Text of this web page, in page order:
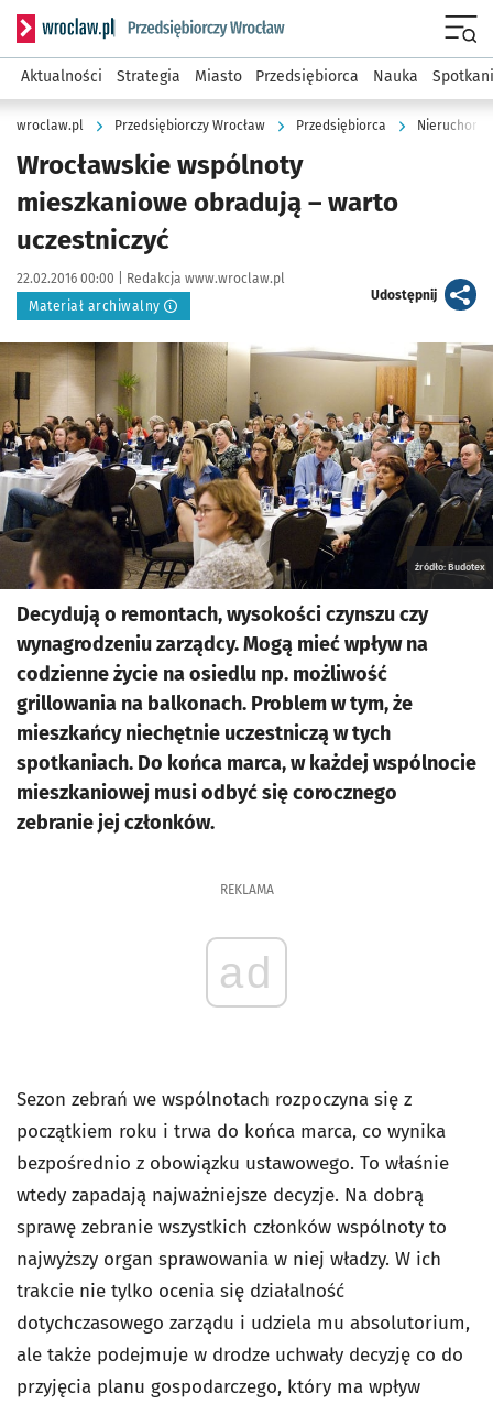
Serwis informacyjny wroclaw.pl podserwis: Strategia
Aktualności Strategia Miasto Przedsiębiorca Nauka
wroclaw.pl Przedsiębiorczy Wrocław Przedsiębiorca
Wrocławskie wspólnoty
mieszkaniowe obradują – warto
uczestniczyć
Data publikacji:
22.02.2016 00:00 | Autor:
Redakcja www.wroclaw.pl
Materiał archiwalny
Udostępnijartykuł
Kliknij, aby powiększyć
źródło: Budotex
Decydują o remontach, wysokości czynszu czy
wynagrodzeniu zarządcy. Mogą mieć wpływ na
codzienne życie na osiedlu np. możliwość
grillowania na balkonach. Problem w tym, że
mieszkańcy niechętnie uczestniczą w tych
spotkaniach. Do końca marca, w każdej wspólnocie
mieszkaniowej musi odbyć się corocznego
zebranie jej członków.
REKLAMA
ad
Sezon zebrań we wspólnotach rozpoczyna się z
początkiem roku i trwa do końca marca, co wynika
bezpośrednio z obowiązku ustawowego. To właśnie
wtedy zapadają najważniejsze decyzje. Na dobrą
sprawę zebranie wszystkich członków wspólnoty to
najwyższy organ sprawowania w niej władzy. W ich
trakcie nie tylko ocenia się działalność
dotychczasowego zarządu i udziela mu absolutorium,
ale także podejmuje w drodze uchwały decyzję co do
przyjęcia planu gospodarczego, który ma wpływ